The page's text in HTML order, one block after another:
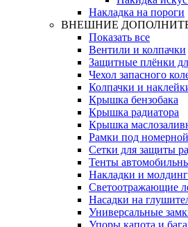
Накладка на пороги
ВНЕШНИЕ
Показать все
Вентили и колпачки
Защитные плёнки
Чехол запасного
Колпачки и
Крышка бензобака
Крышка радиатора
Крышка
Рамки под
Сетки для защиты
Тенты
Накладки и
Светоотражающие
Насадки на
Универсальные